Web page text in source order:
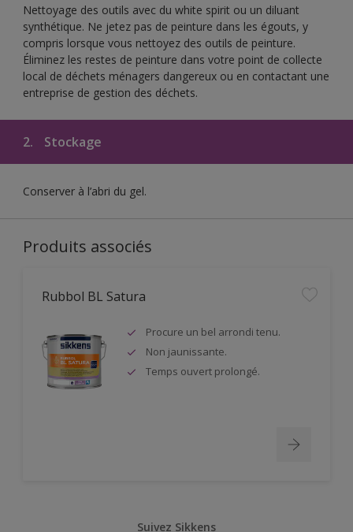
Nettoyage des outils avec du white spirit ou un diluant
synthétique. Ne jetez pas de peinture dans les égouts, y
compris lorsque vous nettoyez des outils de peinture.
Éliminez les restes de peinture dans votre point de collecte
local de déchets ménagers dangereux ou en contactant une
entreprise de gestion des déchets.
2. Stockage
Conserver à l’abri du gel.
Produits associés
Rubbol BL Satura
Procure un bel arrondi tenu.
Non jaunissante.
Temps ouvert prolongé.
Suivez Sikkens